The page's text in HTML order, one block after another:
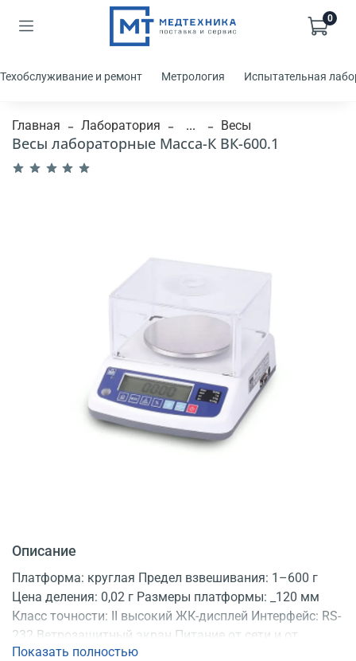
0
Техобслуживание и ремонт Метрология Испытательная
Главная Лаборатория ... Весы
Весы лабораторные Масса-К ВК-600.1
Описание
Платформа: круглая Предел взвешивания: 1–600 г
Цена деления: 0,02 г Размеры платформы: _120 мм
Класс точности: II высокий ЖК-дисплей Интерфейс: RS-
232 Ветрозащитный экран Питание от сети и от
аккумулятора С поверкой
Показать полностью